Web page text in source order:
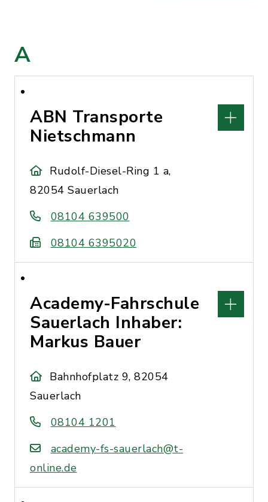
A
ABN Transporte
Nietschmann
Rudolf-Diesel-Ring 1 a,
82054 Sauerlach
08104 639500
08104 6395020
Academy-Fahrschule
Sauerlach Inhaber:
Markus Bauer
Bahnhofplatz 9, 82054
Sauerlach
08104 1201
academy-fs-sauerlach@t-
online.de